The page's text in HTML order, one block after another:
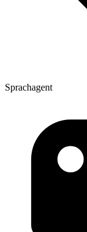
Sprachagent